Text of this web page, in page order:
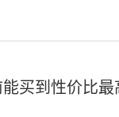
买到性价比最